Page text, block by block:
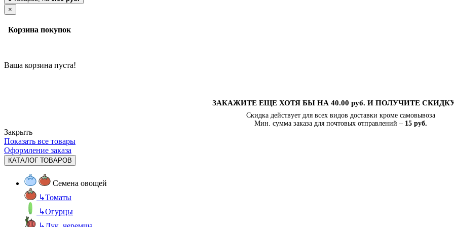
×
Корзина покупок
Ваша корзина пуста!
ЗАКАЖИТЕ ЕЩЕ ХОТЯ БЫ НА 40.00 руб. И ПОЛУЧИТЕ
Скидка действует для всех видов доставки кроме самовывоза
Мин. сумма заказа для почтовых отправлений – 15 руб.
Закрыть
Показать все товары
Оформление заказа
КАТАЛОГ ТОВАРОВ
Семена овощей
↳Томаты
↳Огурцы